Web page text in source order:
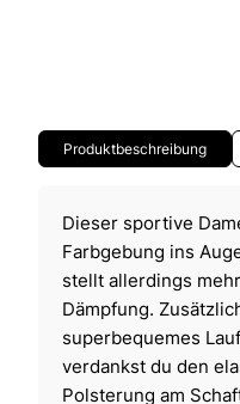
Produktbeschreibung
Dieser sportive
Farbgebung ins
stellt allerdings
Dämpfung.
superbequemes
verdankst du den
Polsterung am